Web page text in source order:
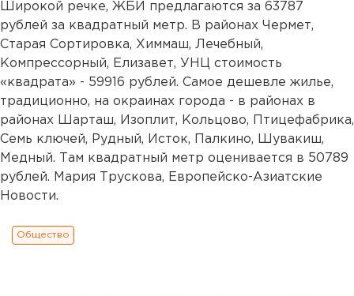
Широкой речке, ЖБИ предлагаются за 63787
рублей за квадратный метр. В районах Чермет,
Старая Сортировка, Химмаш, Лечебный,
Компрессорный, Елизавет, УНЦ стоимость
«квадрата» - 59916 рублей. Самое дешевле жилье,
традиционно, на окраинах города - в районах в
районах Шарташ, Изоплит, Кольцово, Птицефабрика,
Семь ключей, Рудный, Исток, Палкино, Шувакиш,
Медный. Там квадратный метр оценивается в 50789
рублей. Мария Трускова, Европейско-Азиатские
Новости.
Общество